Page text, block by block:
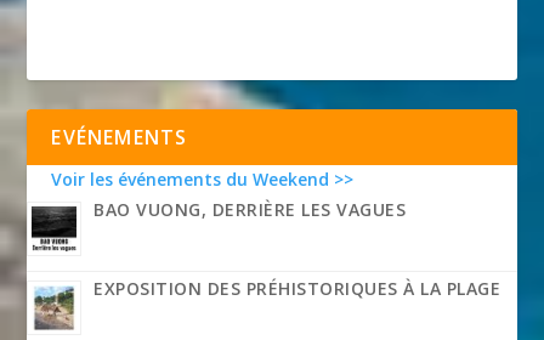
EVÉNEMENTS
Voir les événements du Weekend >>
BAO VUONG, DERRIÈRE LES VAGUES
EXPOSITION DES PRÉHISTORIQUES À LA PLAGE